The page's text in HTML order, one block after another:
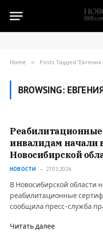
Home » Posts Tagged
BROWSING:
инвалидам начали
Новосибирской
НОВОСТИ 27.01.2026
В Новосибирской области
реабилитационные
сообщила пресс-служба
Читать далее